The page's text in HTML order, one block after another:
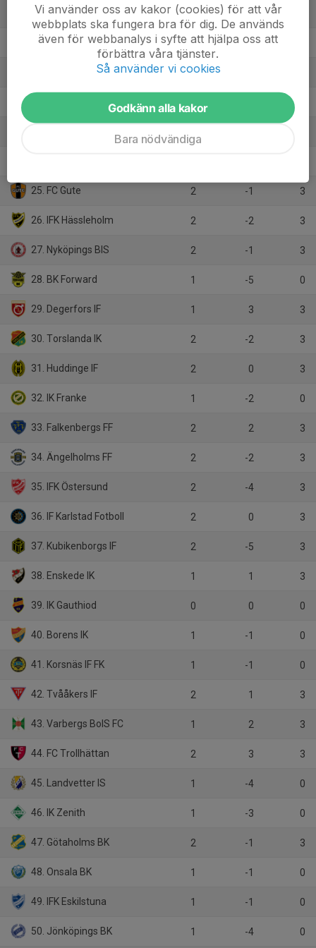
19. Tidaholms GoIF 0 0
20. Jönköpings Södra IF 2 2
2
1
25. FC Gute 2 -1 3
26. IFK Hässleholm 2 -2 3
27. Nyköpings BIS 2 -1 3
28. BK Forward 1 -5 0
29. Degerfors IF 1 3 3
30. Torslanda IK 2 -2 3
31. Huddinge IF 2 0 3
32. IK Franke 1 -2 0
33. Falkenbergs FF 2 2 3
34. Ängelholms FF 2 -2 3
35. IFK Östersund 2 -4 3
36. IF Karlstad Fotboll 2 0 3
37. Kubikenborgs IF 2 -5 3
38. Enskede IK 1 1 3
39. IK Gauthiod 0 0 0
40. Borens IK 1 -1 0
41. Korsnäs IF FK 1 -1 0
42. Tvååkers IF 2 1 3
43. Varbergs BoIS FC 1 2 3
44. FC Trollhättan 2 3 3
45. Landvetter IS 1 -4 0
46. IK Zenith 1 -3 0
47. Götaholms BK 2 -1 3
48. Onsala BK 1 -1 0
49. IFK Eskilstuna 1 -1 0
50. Jönköpings BK 1 -4 0
Vi använder oss av kakor (cookies) för att vår
webbplats ska fungera bra för dig. De används
även för webbanalys i syfte att hjälpa oss att
förbättra våra tjänster.
Så använder vi cookies
Godkänn alla kakor
Bara nödvändiga